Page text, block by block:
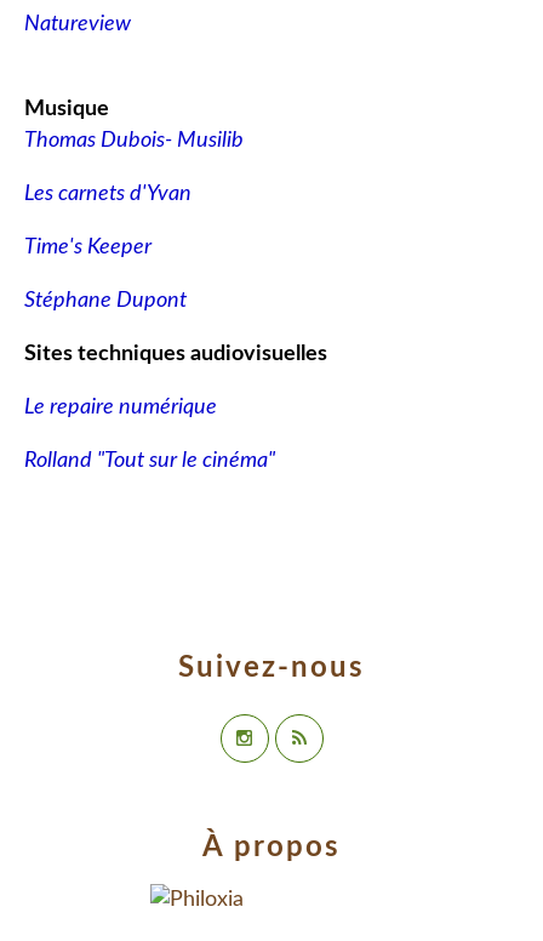
Suivez-nous
À propos
Natureview
Musique
Thomas Dubois- Musilib
Les carnets d'Yvan
Time's Keeper
Stéphane Dupont
Sites techniques audiovisuelles
Le repaire numérique
Rolland "Tout sur le cinéma"